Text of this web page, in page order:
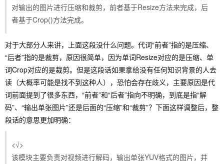
对输出的图片进行压缩和裁剪，前者基于Resize方法来完成，后
者基于Crop()方法完成。
对于大部分人来讲，上面这段没什么问题。代词“前者”指的是压缩、
“后者”指的是裁剪，原因很简单，因为单词Resize对应的是压缩、单
词Crop对应的是裁剪。但是这段话如果拿给没有任何知识背景的人去
读（大概率可能是找不到这种人），恐怕会存在歧义，主要原因是代
词前面提到了很多东西，“前者”和“后者”指向不明确，到底是指“解
码”、“输出单张图片”还是后面的“压缩”和“裁剪”？下面这样调整后，整
段话的意思更加明确：
<√>
该模块主要负责对视频进行解码，输出单张YUV格式的图片，并